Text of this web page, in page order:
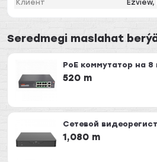
Клиент
Seredmegi maslahat
PoE коммутатор на 8
520 m
Сетевой
1,080 m